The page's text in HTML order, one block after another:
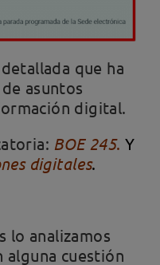
que ha
asuntos
digital.
BOE 245. Y
digitales.
lo analizamos
alguna cuestión